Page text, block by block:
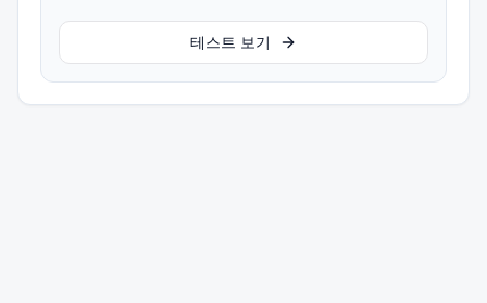
테스트 보기